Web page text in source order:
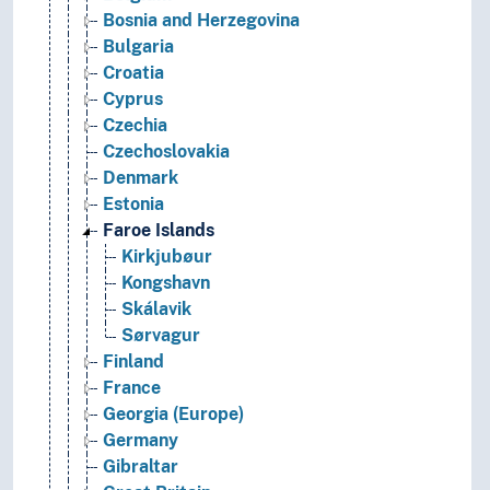
Bosnia and Herzegovina
Bulgaria
Croatia
Cyprus
Czechia
Czechoslovakia
Denmark
Estonia
Faroe Islands
Kirkjubøur
Kongshavn
Skálavik
Sørvagur
Finland
France
Georgia (Europe)
Germany
Gibraltar